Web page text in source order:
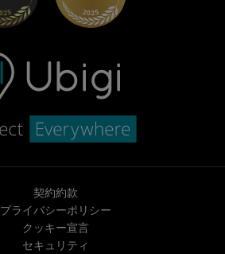
契約約款
プライバシーポリシー
クッキー宣言
セキュリティ